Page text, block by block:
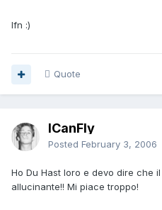
lfn :)
Quote
ICanFly
Posted February 3, 2006
Ho Du Hast loro e devo dire che
allucinante!! Mi piace troppo!